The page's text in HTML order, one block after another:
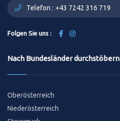
Telefon : +43 7242 316 719
Folgen Sie uns :
Nach Bundesländer durchstöbern
Oberösterreich
Niederösterreich